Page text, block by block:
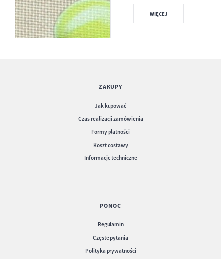
WIĘCEJ
ZAKUPY
Jak kupować
Czas realizacji zamówienia
Formy płatności
Koszt dostawy
Informacje techniczne
POMOC
Regulamin
Częste pytania
Polityka prywatności